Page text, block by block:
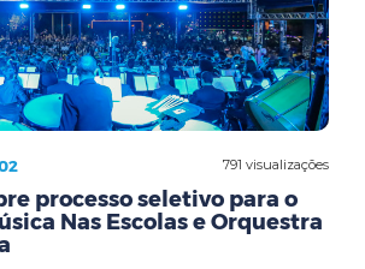
791 visualizações
processo seletivo para o
Nas Escolas e Orquestra